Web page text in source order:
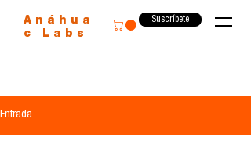
Anáhua
c Labs
Suscríbete
Entrada